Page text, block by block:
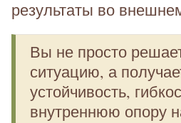
результаты во
Вы не просто
ситуацию, а
устойчивость,
внутреннюю опору